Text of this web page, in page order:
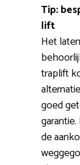
Tip:
lift
Het
traplift
goed
de